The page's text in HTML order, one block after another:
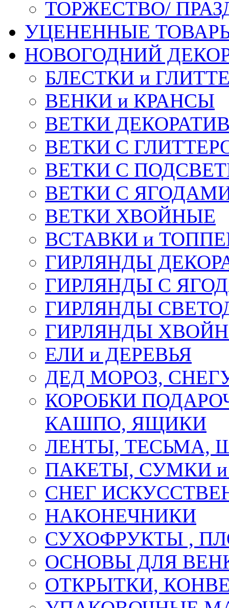
ТОРЖЕСТВО/
УЦЕНЕННЫЕ
НОВОГОДНИЙ
БЛЕСТКИ и
ВЕНКИ и КРАНСЫ
ВЕТКИ
ВЕТКИ С
ВЕТКИ С
ВЕТКИ С
ВЕТКИ ХВОЙНЫЕ
ВСТАВКИ и
ГИРЛЯНДЫ
ГИРЛЯНДЫ С
ГИРЛЯНДЫ
ГИРЛЯНДЫ
ЕЛИ и ДЕРЕВЬЯ
ДЕД МОРОЗ,
КОРОБКИ
КАШПО, ЯЩИКИ
ЛЕНТЫ, ТЕСЬМА,
ПАКЕТЫ, СУМКИ
СНЕГ
НАКОНЕЧНИКИ
СУХОФРУКТЫ ,
ОСНОВЫ ДЛЯ
ОТКРЫТКИ,